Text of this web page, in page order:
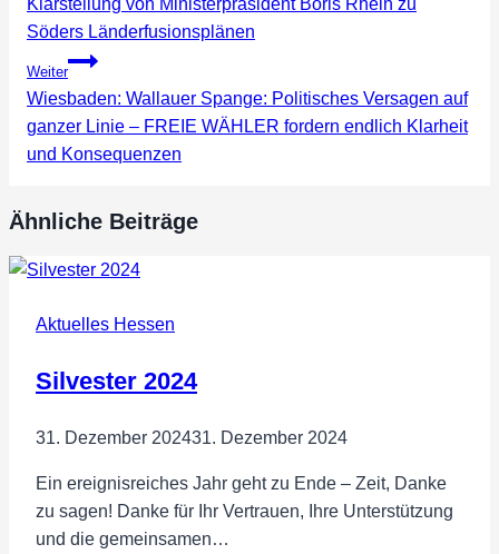
Klarstellung von Ministerpräsident Boris Rhein zu
Söders Länderfusionsplänen
Weiter
Wiesbaden: Wallauer Spange: Politisches Versagen auf
ganzer Linie – FREIE WÄHLER fordern endlich Klarheit
und Konsequenzen
Ähnliche Beiträge
Aktuelles Hessen
Silvester 2024
31. Dezember 202431. Dezember 2024
Ein ereignisreiches Jahr geht zu Ende – Zeit, Danke
zu sagen! Danke für Ihr Vertrauen, Ihre Unterstützung
und die gemeinsamen…